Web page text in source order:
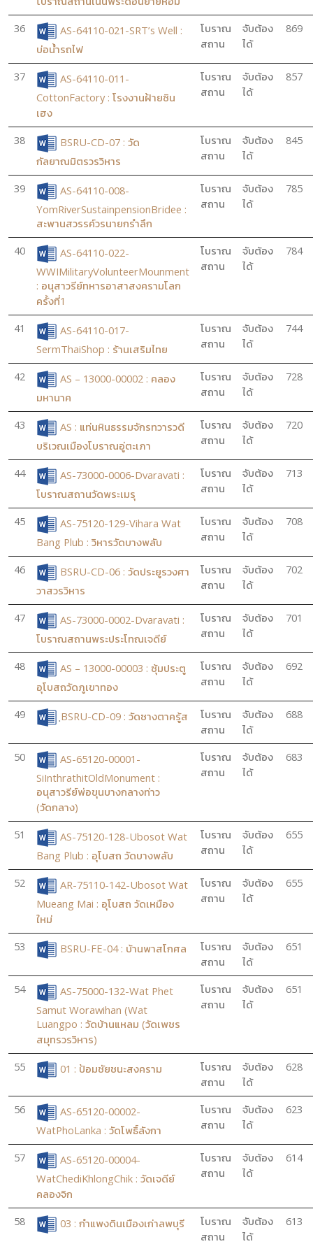
36
AS-64110-021-SRT’s Well :
บ่อน้ำรถไฟ
โบราณ
สถาน
จับต้อง
ได้
869
37
AS-64110-011-
CottonFactory : โรงงานฝ้ายซิน
เฮง
โบราณ
สถาน
จับต้อง
ได้
857
38
BSRU-CD-07 : วัด
กัลยาณมิตรวรวิหาร
โบราณ
สถาน
จับต้อง
ได้
845
39
AS-64110-008-
YomRiverSustainpensionBridee :
สะพานสวรรค์วรนายกรำลึก
โบราณ
สถาน
จับต้อง
ได้
785
40
AS-64110-022-
WWIMilitaryVolunteerMounment
: อนุสาวรีย์ทหารอาสาสงครามโลก
ครั้งที่1
โบราณ
สถาน
จับต้อง
ได้
784
41
AS-64110-017-
SermThaiShop : ร้านเสริมไทย
โบราณ
สถาน
จับต้อง
ได้
744
42
AS – 13000-00002 : คลอง
มหานาค
โบราณ
สถาน
จับต้อง
ได้
728
43
AS : แท่นหินธรรมจักรทวารวดี
บริเวณเมืองโบราณอู่ตะเภา
โบราณ
สถาน
จับต้อง
ได้
720
44
AS-73000-0006-Dvaravati :
โบราณสถานวัดพระเมรุ
โบราณ
สถาน
จับต้อง
ได้
713
45
AS-75120-129-Vihara Wat
Bang Plub : วิหารวัดบางพลับ
โบราณ
สถาน
จับต้อง
ได้
708
46
BSRU-CD-06 : วัดประยูรวงศา
วาสวรวิหาร
โบราณ
สถาน
จับต้อง
ได้
702
47
AS-73000-0002-Dvaravati :
โบราณสถานพระประโทณเจดีย์
โบราณ
สถาน
จับต้อง
ได้
701
48
AS – 13000-00003 : ซุ้มประตู
อุโบสถวัดภูเขาทอง
โบราณ
สถาน
จับต้อง
ได้
692
49 ฺBSRU-CD-09 : วัดซางตาครู้ส
โบราณ
สถาน
จับต้อง
ได้
688
50
AS-65120-00001-
SiInthrathitOldMonument :
อนุสาวรีย์พ่อขุนบางกลางท่าว
(วัดกลาง)
โบราณ
สถาน
จับต้อง
ได้
683
51
AS-75120-128-Ubosot Wat
Bang Plub : อุโบสถ วัดบางพลับ
โบราณ
สถาน
จับต้อง
ได้
655
52
AR-75110-142-Ubosot Wat
Mueang Mai : อุโบสถ วัดเหมือง
ใหม่
โบราณ
สถาน
จับต้อง
ได้
655
53 BSRU-FE-04 : บ้านพาสโกศล
โบราณ
สถาน
จับต้อง
ได้
651
54
AS-75000-132-Wat Phet
Samut Worawihan (Wat
Luangpo : วัดบ้านแหลม (วัดเพชร
สมุทรวรวิหาร)
โบราณ
สถาน
จับต้อง
ได้
651
55 01 : ป้อมชัยชนะสงคราม
โบราณ
สถาน
จับต้อง
ได้
628
56
AS-65120-00002-
WatPhoLanka : วัดโพธิ์ลังกา
โบราณ
สถาน
จับต้อง
ได้
623
57
AS-65120-00004-
WatChediKhlongChik : วัดเจดีย์
คลองจิก
โบราณ
สถาน
จับต้อง
ได้
614
58 03 : กำแพงดินเมืองเก่าลพบุรี
โบราณ
สถาน
จับต้อง
ได้
613